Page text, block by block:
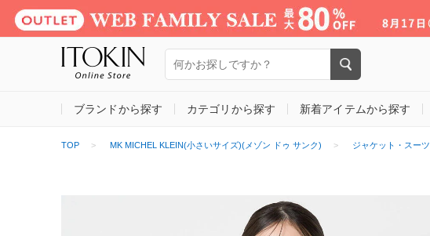
ブランドから探す カテゴリから探す 新着アイテムから探す
TOP MK MICHEL KLEIN(小さいサイズ)(メゾン ドゥ サンク) ジャケット・スーツ